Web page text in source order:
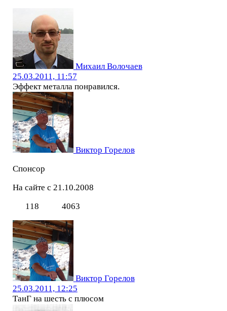
Михаил Волочаев
25.03.2011, 11:57
Эффект металла понравился.
Виктор Горелов
Спонсор
На сайте с 21.10.2008
118
4063
Виктор Горелов
25.03.2011, 12:25
ТанГ на шесть с плюсом